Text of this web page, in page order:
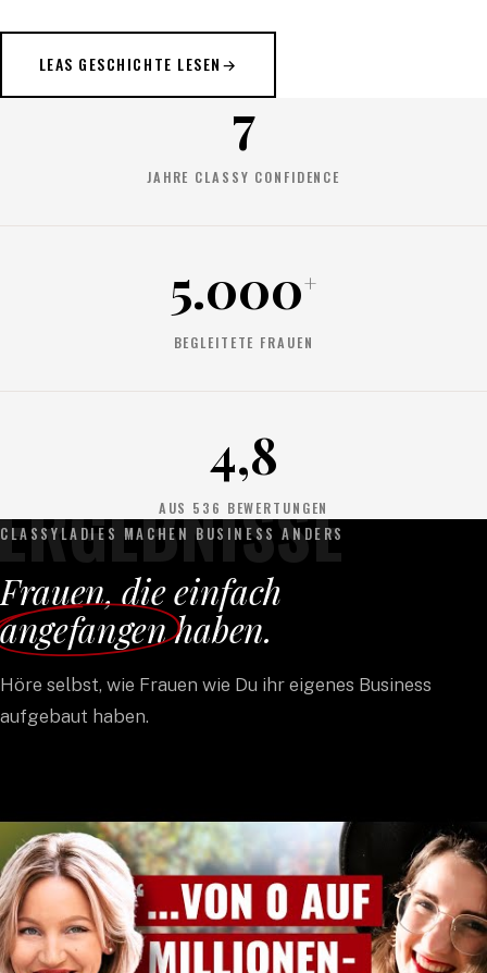
LEAS GESCHICHTE LESEN→
7
JAHRE CLASSY CONFIDENCE
5.000+
BEGLEITETE FRAUEN
4,8
AUS 536 BEWERTUNGEN
CLASSYLADIES MACHEN BUSINESS ANDERS
Frauen, die einfach
angefangenhaben.
Höre selbst, wie Frauen wie Du ihr eigenes Business
aufgebaut haben.